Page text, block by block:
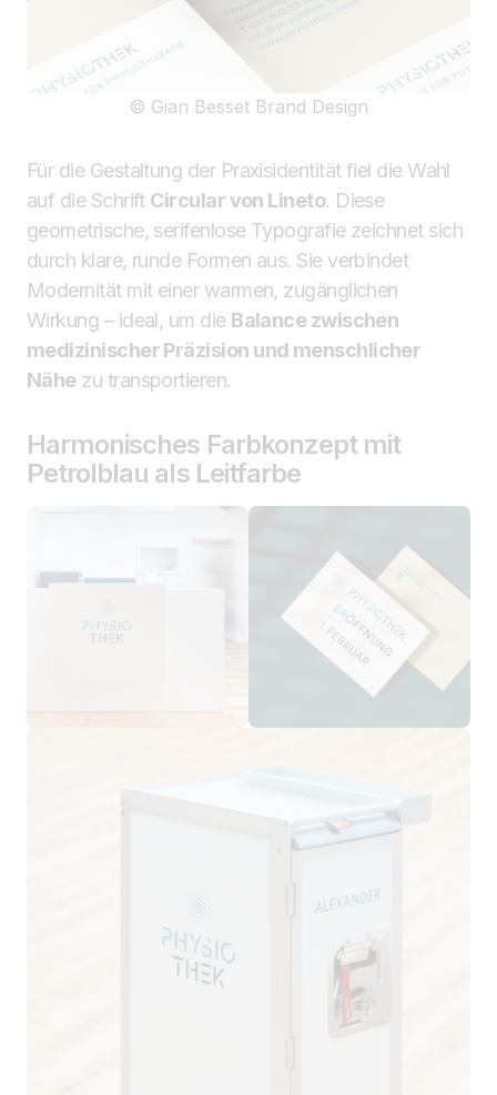
© Gian Besset Brand Design
Für die Gestaltung der Praxisidentität fiel die Wahl
auf die Schrift Circular von Lineto. Diese
geometrische, serifenlose Typografie zeichnet sich
durch klare, runde Formen aus. Sie verbindet
Modernität mit einer warmen, zugänglichen
Wirkung – ideal, um die Balance zwischen
medizinischer Präzision und menschlicher
Nähezu transportieren.
Harmonisches Farbkonzept mit
Petrolblau als Leitfarbe